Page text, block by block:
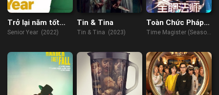
Trở lại năm tốt
nghiệp
Senior Year (2022)
Tin & Tina
Tin & Tina (2023)
Toàn Chức Pháp
Sư (Phần 1)
Time Magister (Season